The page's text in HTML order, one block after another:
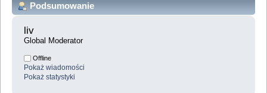
Podsumowanie
liv
Global Moderator
Offline
Pokaż wiadomości
Pokaż statystyki